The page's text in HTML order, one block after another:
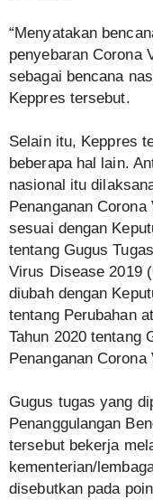
“Menyatakan
penyebaran Corona
sebagai bencana
Keppres tersebut.
Selain itu, Keppres
beberapa hal lain.
nasional itu
Penanganan
sesuai dengan
tentang Gugus
Virus Disease 2019
diubah dengan
tentang Perubahan
Tahun 2020 tentang
Penanganan
Gugus tugas yang
Penanggulangan
tersebut bekerja
kementerian/
disebutkan pada